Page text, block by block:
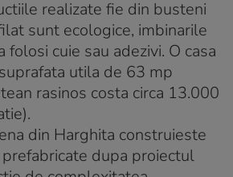
realizate fie din busteni
sunt ecologice, imbinarile
folosi cuie sau adezivi. O casa
utila de 63 mp
rasinos costa circa 13.000
din Harghita construieste
dupa proiectul